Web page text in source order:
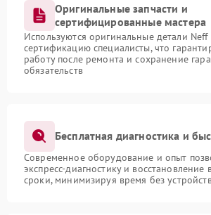
Оригинальные запчасти и
сертифицированные мастера
Используются оригинальные детали
сертификацию специалисты, что
работу после ремонта и сохранение
обязательств
Бесплатная диагностика и
Современное оборудование и опыт
экспресс-диагностику и восстановление
сроки, минимизируя время без